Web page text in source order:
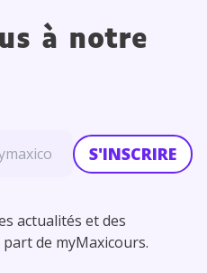
à notre
S'INSCRIRE
actualités et des
de myMaxicours.